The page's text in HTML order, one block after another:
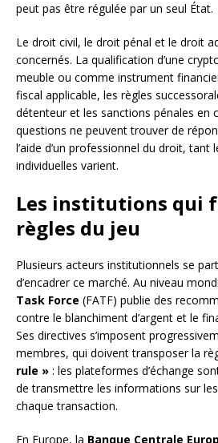
peut pas être régulée par un seul État.
Le droit civil, le droit pénal et le droit
concernés. La qualification d’une
meuble ou comme instrument
fiscal applicable, les règles
détenteur et les sanctions pénales en
questions ne peuvent trouver de
l’aide d’un professionnel du droit, tant
individuelles varient.
Les institutions qui
règles du jeu
Plusieurs acteurs institutionnels se
d’encadrer ce marché. Au niveau
Task Force (FATF) publie des
contre le blanchiment d’argent et le
Ses directives s’imposent
membres, qui doivent transposer la
rule » : les plateformes d’échange
de transmettre les informations sur
chaque transaction.
En Europe, la Banque Centrale